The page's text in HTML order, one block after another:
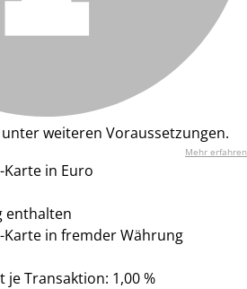
weiteren Voraussetzungen.
Mehr erfahren
in Euro
enthalten
in fremder Währung
je Transaktion: 1,00 %